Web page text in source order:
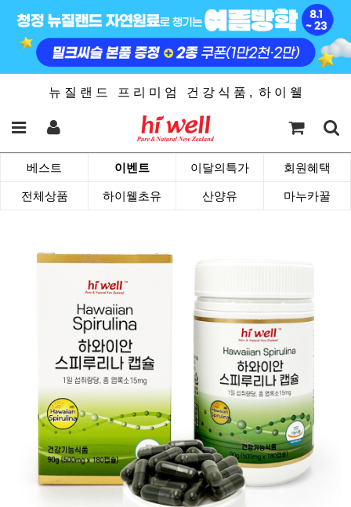
뉴 질 랜 드 프 리 미 엄 건 강 식 품 , 하 이 웰
베스트 이벤트 이달의특가 회원혜택
전체상품 하이웰초유 산양유 마누카꿀